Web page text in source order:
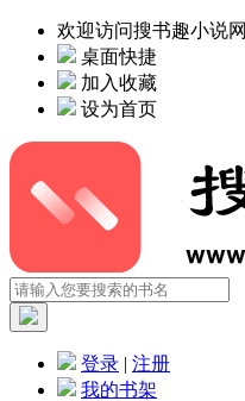
欢迎访问搜书趣小说网
桌面快捷
加入收藏
设为首页
登录 | 注册
我的书架